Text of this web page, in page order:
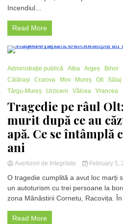
Incendiul...
Read More
Administrație publică
Alba Argeș Bihor
Călărași
Craiova Ilfov Mureș Olt Sălaj
Târgu-Mureș
Urziceni Vâlcea Vrancea
Tragedie pe râul
murit după ce au
apă. Ce se întâmplă
ani
Avertizori de Integritate February 5,
O tragedie cumplită a avut loc marți
un autoturism cu trei persoane la
zona Mănăstirii Cornetu, Racovița. În
Read More